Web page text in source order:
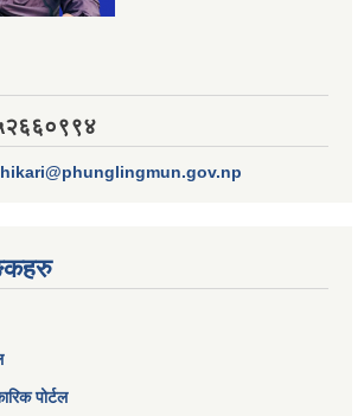
पोर्टल